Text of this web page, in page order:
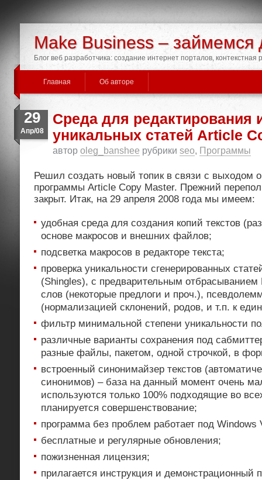
Make Business – займемся
Блог веб разработчика: создание интернет порталов,
Главная Об авторе
29
Апр/08
Среда для редактирования
уникальных статей Article
автор oleg_banshee рубрики seo, Программы
Решил создать новый топик в связи с выходом
программы Article Copy Master. Прежний
закрыт. Итак, на 29 апреля 2008 года мы имеем:
удобная среда для создания копий текстов
основе макросов и внешних файлов;
подсветка макросов в редакторе текста;
проверка уникальности сгенерированных
(Shingles), с предварительным отбрасыванием
слов (некоторые предлоги и проч.),
(нормализацией склонений, родов, и т.п. к
фильтр минимальной степени уникальности
различные варианты сохранения под
разные файлы, пакетом, одной строчкой, в
встроенный синонимайзер текстов
синонимов) – база на данный момент очень
используются только 100% подходящие во
планируется совершенствование;
программа без проблем работает под Windows
бесплатные и регулярные обновления;
пожизненная лицензия;
прилагается инструкция и демонстрационный